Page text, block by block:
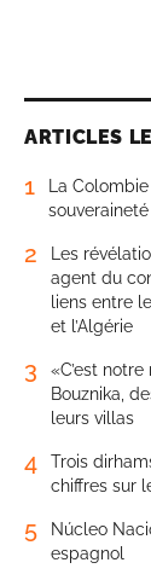
ARTICLES
1
La
2
Les
agent du
liens entre
et l’Algérie
3
«C’est
Bouznika,
leurs villas
4
Trois
chiffres sur
5
Núcleo
espagnol